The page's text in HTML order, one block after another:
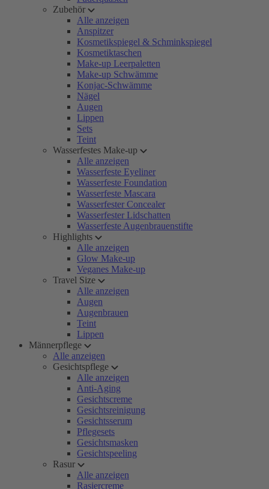
Zubehör
Alle anzeigen
Anspitzer
Kosmetikspiegel & Schminkspiegel
Kosmetiktaschen
Make-up Leerpaletten
Make-up Schwämme
Konjac-Schwämme
Nägel
Augen
Lippen
Sets
Teint
Wasserfestes Make-up
Alle anzeigen
Wasserfeste Eyeliner
Wasserfeste Foundation
Wasserfeste Mascara
Wasserfester Concealer
Wasserfester Lidschatten
Wasserfeste Augenbrauenstifte
Highlights
Alle anzeigen
Glow Make-up
Veganes Make-up
Travel Size
Alle anzeigen
Augen
Augenbrauen
Teint
Lippen
Männerpflege
Alle anzeigen
Gesichtspflege
Alle anzeigen
Anti-Aging
Gesichtscreme
Gesichtsreinigung
Gesichtsserum
Pflegesets
Gesichtsmasken
Gesichtspeeling
Rasur
Alle anzeigen
Rasiercreme